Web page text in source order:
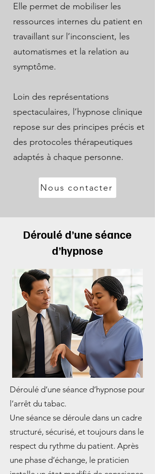
Elle permet de mobiliser les
ressources internes du patient en
travaillant sur l’inconscient, les
automatismes et la relation au
symptôme.
Loin des représentations
spectaculaires, l’hypnose clinique
repose sur des principes précis et
des protocoles thérapeutiques
adaptés à chaque personne.
Nous contacter
Déroulé d’une séance
d’hypnose
Déroulé d’une séance d’hypnose pour
l’arrêt du tabac.
Une séance se déroule dans un cadre
structuré, sécurisé, et toujours dans le
respect du rythme du patient. Après
une phase d’échange, le praticien